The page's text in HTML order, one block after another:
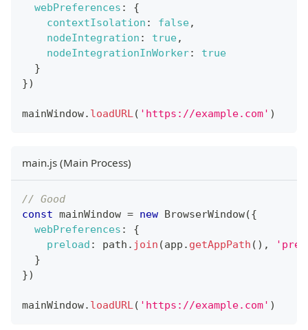
webPreferences :
{
contextIsolation : false,
nodeIntegration : true,
nodeIntegrationInWorker:
true
}
})
mainWindow. loadURL ( 'https://example.com' )
main.js (Main Process)
// Good
const mainWindow = new BrowserWindow({
webPreferences :
{
preload : path . join (app . getAppPath ( ) ,
}
})
mainWindow. loadURL ( 'https://example.com' )